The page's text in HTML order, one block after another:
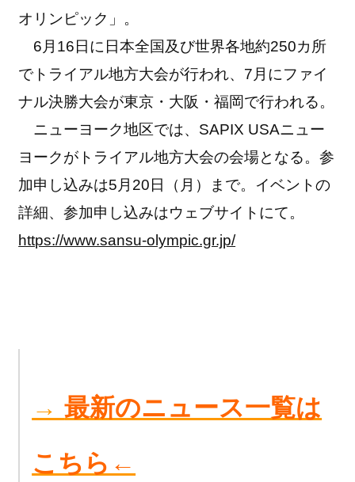
オリンピック」。
6月16日に日本全国及び世界各地約250カ所
でトライアル地方大会が行われ、7月にファイ
ナル決勝大会が東京・大阪・福岡で行われる。
ニューヨーク地区では、SAPIX USAニュー
ヨークがトライアル地方大会の会場となる。参
加申し込みは5月20日（月）まで。イベントの
詳細、参加申し込みはウェブサイトにて。
https://www.sansu-olympic.gr.jp/
→最新のニュース一覧は
こちら←